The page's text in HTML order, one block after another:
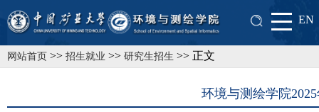
EN
网站首页 >> 招生就业 >> 研究生招生 >> 正文
环境与测绘学院